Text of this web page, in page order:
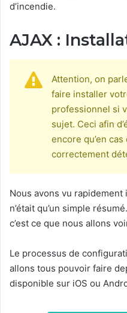
d’incendie.
AJAX :
Attention, on
faire installer
professionnel si
sujet. Ceci afin
encore qu’en
correctement
Nous avons vu
n’était qu’un simple
c’est ce que nous allons
Le processus de
allons tous pouvoir faire
disponible sur iOS ou